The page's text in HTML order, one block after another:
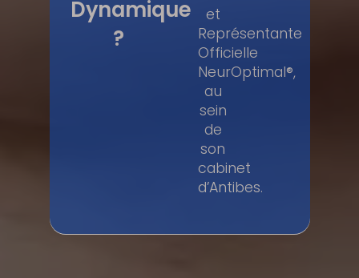
Dynamique
?
et
Représentante
Officielle
NeurOptimal®,
au
sein
de
son
cabinet
d’Antibes.